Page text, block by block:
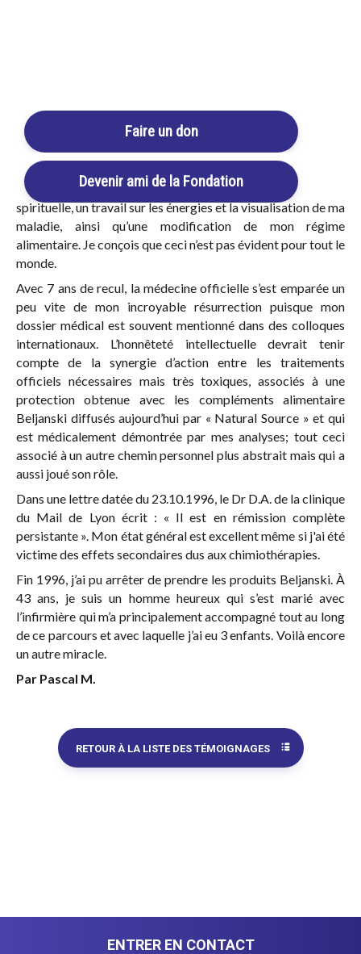
Faire un don
Devenir ami de la Fondation
thrombose des veines du foie qui se bouchaient et ce
sombre pronostic fit annoncé à ma famille par les
Professeurs qui me suivaient, ma mort imminente. Je dois
préciser avoir
complété les traitements Beljanski avec une autre démarche
spirituelle, un travail sur les énergies et la visualisation de ma
maladie, ainsi qu’une modification de mon régime
alimentaire. Je conçois que ceci n’est pas évident pour tout le
monde.
Avec 7 ans de recul, la médecine officielle s’est emparée un
peu vite de mon incroyable résurrection puisque mon
dossier médical est souvent mentionné dans des colloques
internationaux. L’honnêteté intellectuelle devrait tenir
compte de la synergie d’action entre les traitements
officiels nécessaires mais très toxiques, associés à une
protection obtenue avec les compléments alimentaire
Beljanski diffusés aujourd’hui par « Natural Source » et qui
est médicalement démontrée par mes analyses; tout ceci
associé à un autre chemin personnel plus abstrait mais qui a
aussi joué son rôle.
Dans une lettre datée du 23.10.1996, le Dr D.A. de la clinique
du Mail de Lyon écrit : « Il est en rémission complète
persistante ». Mon état général est excellent même si j'ai été
victime des effets secondaires dus aux chimiothérapies.
Fin 1996, j’ai pu arrêter de prendre les produits Beljanski. À
43 ans, je suis un homme heureux qui s’est marié avec
l’infirmière qui m’a principalement accompagné tout au long
de ce parcours et avec laquelle j’ai eu 3 enfants. Voilà encore
un autre miracle.
Par Pascal M.
RETOUR À LA LISTE DES TÉMOIGNAGES
ENTRER EN CONTACT